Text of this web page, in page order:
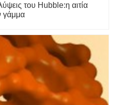
του Hubble:η αιτία
γάμμα